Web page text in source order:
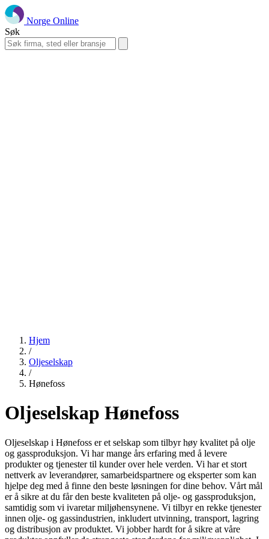
Norge Online
Søk
Hjem
/
Oljeselskap
/
Hønefoss
Oljeselskap Hønefoss
Oljeselskap i Hønefoss er et selskap som tilbyr høy kvalitet på olje
og gassproduksjon. Vi har mange års erfaring med å levere
produkter og tjenester til kunder over hele verden. Vi har et stort
nettverk av leverandører, samarbeidspartnere og eksperter som kan
hjelpe deg med å finne den beste løsningen for dine behov. Vårt mål
er å sikre at du får den beste kvaliteten på olje- og gassproduksjon,
samtidig som vi ivaretar miljøhensynene. Vi tilbyr en rekke tjenester
innen olje- og gassindustrien, inkludert utvinning, transport, lagring
og distribusjon av produktet. Vi jobber hardt for å sikre at våre